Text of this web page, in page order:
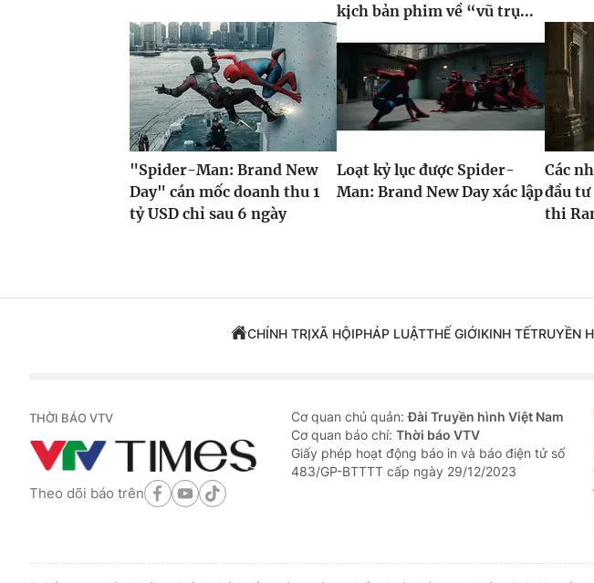
kịch bản phim về “vũ trụ...
"Spider-Man: Brand New
Day" cán mốc doanh thu 1
tỷ USD chỉ sau 6 ngày
Loạt kỷ lục được Spider-
Man: Brand New Day xác lập
Các
đầu
thi
CHÍNH TRỊXÃ HỘIPHÁP LUẬTTHẾ GIỚIKINH TẾTRUYỀN
THỜI BÁO VTV
Theo dõi báo trên
Cơ quan chủ quản:Đài Truyền hình Việt Nam
Cơ quan báo chí: Thời báo VTV
Giấy phép hoạt động báo in và báo điện tử số
483/GP-BTTTT cấp ngày 29/12/2023